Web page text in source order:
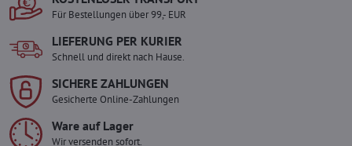
Für Bestellungen über 99,- EUR
LIEFERUNG PER KURIER
Schnell und direkt nach Hause.
SICHERE ZAHLUNGEN
Gesicherte Online-Zahlungen
Ware auf Lager
Wir versenden sofort.